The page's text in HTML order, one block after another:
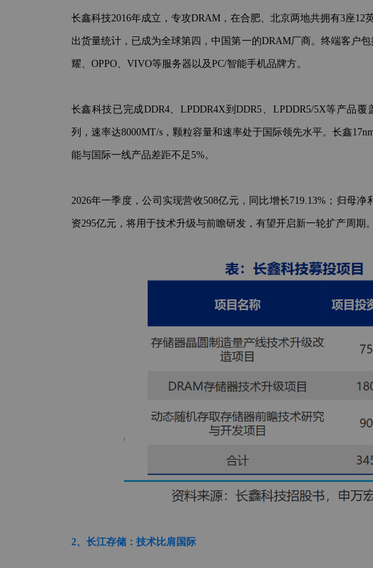
长鑫科技2016年成立，专攻DRAM，在合肥、北京两地共拥有3座12
出货量统计，已成为全球第四，中国第一的DRAM厂商。终端客户
耀、OPPO、VIVO等服务器以及PC/智能手机品牌方。
长鑫科技已完成DDR4、LPDDR4X到DDR5、LPDDR5/5X等产品
列，速率达8000MT/s，颗粒容量和速率处于国际领先水平。长鑫
能与国际一线产品差距不足5%。
2026年一季度，公司实现营收508亿元，同比增长719.13%；归母
资295亿元，将用于技术升级与前瞻研发，有望开启新一轮扩产周期。
2、长江存储：技术比肩国际